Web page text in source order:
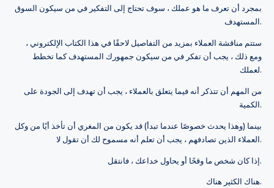
بمجرد أن تعرف ما هو عملك ، سوف تحتاج إلى التفكير في من سيكون السوق
المستهدف.
ستتم مناقشة العملاء بمزيد من التفاصيل لاحقًا في هذا الكتاب الإلكتروني ،
ومع ذلك ، يجب أن تفكر في من سيكون جمهورك المستهدف كما تخطط
لعملك.
من المهم أن تتذكر أنه فيما يتعلق بالعملاء ، يجب أن تهدف إلى الجودة على
الكمية.
بينما (وهذا يحدث خصوصًا عندما تبدأ) قد يكون من المغري أن تأخذ أيًا من وكل
العملاء الذين تصادفهم ، يجب أن تعلم أنه مسموح لك أن تقول لا.
إذا كان شخص ما وقحًا أو يحاول خداعك ، فانتقل.
هناك الكثير هناك.